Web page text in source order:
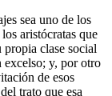
sea uno de los
aristócratas que
propia clase social
excelso; y, por otro
de esos
trato que esa